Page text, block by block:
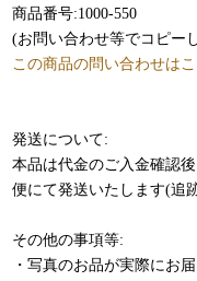
商品番号:1000-550
(お問い合わせ等でコピー
この商品の問い合わせは
発送について:
本品は代金のご入金確認
便にて発送いたします(追
その他の事項等:
・写真のお品が実際にお